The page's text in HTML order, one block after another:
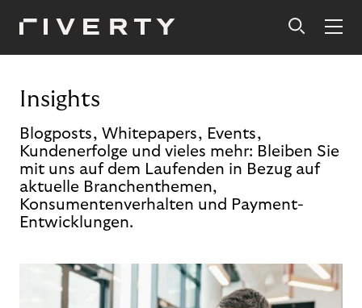
Insights
Blogposts, Whitepapers, Events,
Kundenerfolge und vieles mehr: Bleiben Sie
mit uns auf dem Laufenden in Bezug auf
aktuelle Branchenthemen,
Konsumentenverhalten und Payment-
Entwicklungen.